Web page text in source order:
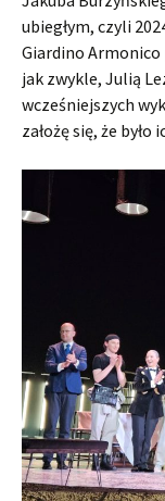
ubiegłym, czyli
Giardino
jak zwykle, Julią
wcześniejszych
założę się, że było